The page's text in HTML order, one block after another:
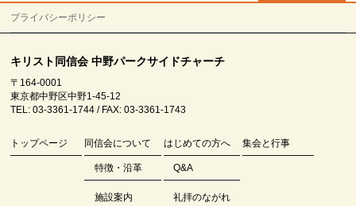
プライバシーポリシー
キリスト同信会 中野パークサイドチャーチ
〒164-0001
東京都中野区中野1-45-12
TEL: 03-3361-1744 / FAX: 03-3361-1743
トップページ 同信会について
特徴・沿革
施設案内
はじめての方へ
Q&A
礼拝のながれ
集会と行事